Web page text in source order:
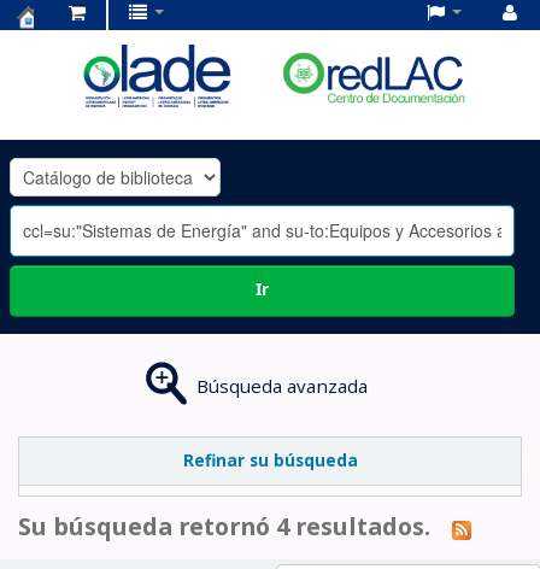
OLADE
-
Ir
Búsqueda avanzada
Refinar su búsqueda
Su búsqueda retornó 4 resultados.